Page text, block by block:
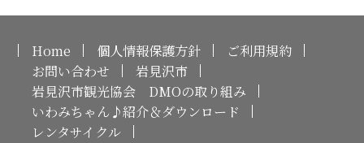
Home 個人情報保護方針
ご利用規約
お問い合わせ
岩見沢市
岩見沢市観光協会 DMOの取り組み
いわみちゃん♪紹介＆ダウンロード
レンタサイクル